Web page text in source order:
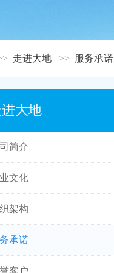
走进大地 服务承诺
大地
简介
文化
架构
承诺
客户